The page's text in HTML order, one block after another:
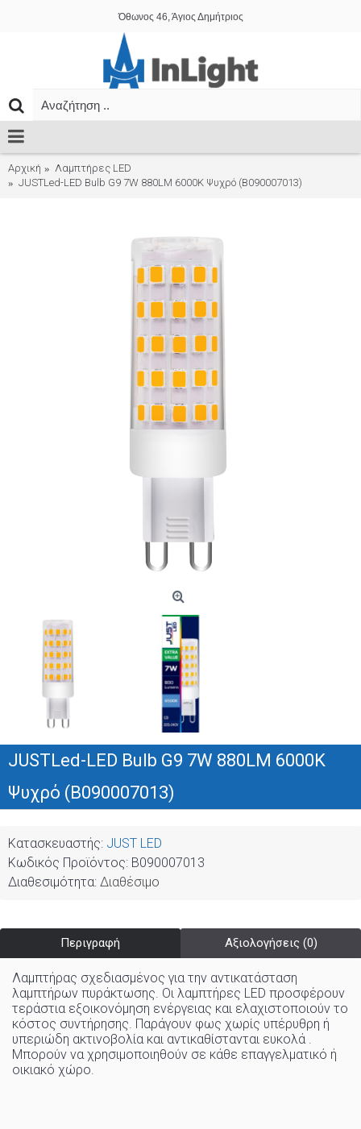
Όθωνος 46, Άγιος Δημήτριος
Αρχική
Λαμπτήρες LED
JUSTLed-LED Bulb G9 7W 880LM 6000K Ψυχρό (B090007013)
JUSTLed-LED Bulb G9 7W 880LM 6000K
Ψυχρό (B090007013)
Κατασκευαστής: JUST LED
Κωδικός Προϊόντος: B090007013
Διαθεσιμότητα: Διαθέσιμο
Περιγραφή Αξιολογήσεις (0)
Λαμπτήρας σχεδιασμένος για την αντικατάσταση
λαμπτήρων πυράκτωσης. Οι λαμπτήρες LED προσφέρουν
τεράστια εξοικονόμηση ενέργειας και ελαχιστοποιούν το
κόστος συντήρησης. Παράγουν φως χωρίς υπέρυθρη ή
υπεριώδη ακτινοβολία και αντικαθίστανται ευκολά .
Μπορούν να χρησιμοποιηθούν σε κάθε επαγγελματικό ή
οικιακό χώρo.